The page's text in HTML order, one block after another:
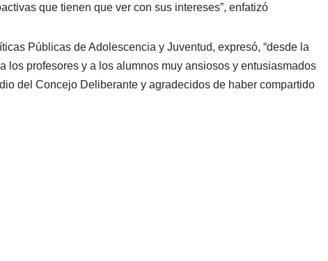
que tienen que ver con sus intereses”, enfatizó
Públicas de Adolescencia y Juventud, expresó, “desde la
los profesores y a los alumnos muy ansiosos y entusiasmados
del Concejo Deliberante y agradecidos de haber compartido